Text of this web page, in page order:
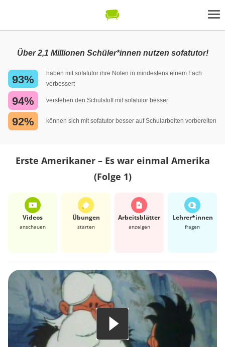
Über 2,1 Millionen Schüler*innen nutzen sofatutor!
93%
haben mit sofatutor ihre Noten in mindestens einem Fach
verbessert
94% verstehen den Schulstoff mit sofatutor besser
92% können sich mit sofatutor besser auf Schularbeiten vorbereiten
Erste Amerikaner – Es war einmal Amerika
(Folge 1)
Videos
anschauen
Übungen
starten
Arbeits­blätter
anzeigen
Lehrer*​innen
fragen